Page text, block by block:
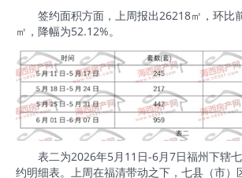
签约面积方面，上周报出26218㎡，环比
㎡，降幅为52.12%。
表二为2026年5月11日-6月7日福州下辖七
约明细表。上周在福清带动之下，七县（市）